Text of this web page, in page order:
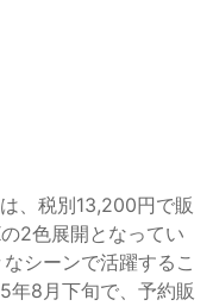
、税別13,200円で販
2色展開となってい
シーンで活躍するこ
年8月下旬で、予約販